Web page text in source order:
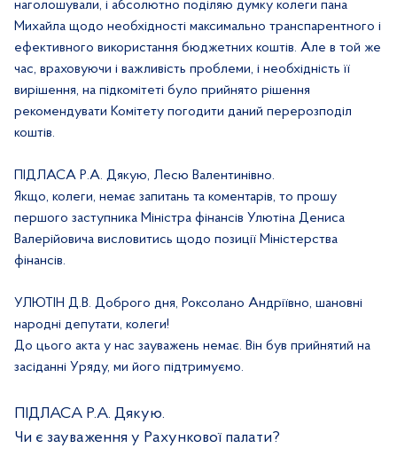
наголошували, і абсолютно поділяю думку колеги пана
Михайла щодо необхідності максимально транспарентного і
ефективного використання бюджетних коштів. Але в той же
час, враховуючи і важливість проблеми, і необхідність її
вирішення, на підкомітеті було прийнято рішення
рекомендувати Комітету погодити даний перерозподіл
коштів.
ПІДЛАСА Р.А. Дякую, Лесю Валентинівно.
Якщо, колеги, немає запитань та коментарів, то прошу
першого заступника Міністра фінансів Улютіна Дениса
Валерійовича висловитись щодо позиції Міністерства
фінансів.
УЛЮТІН Д.В. Доброго дня, Роксолано Андріївно, шановні
народні депутати, колеги!
До цього акта у нас зауважень немає. Він був прийнятий на
засіданні Уряду, ми його підтримуємо.
ПІДЛАСА Р.А. Дякую.
Чи є зауваження у Рахункової палати?